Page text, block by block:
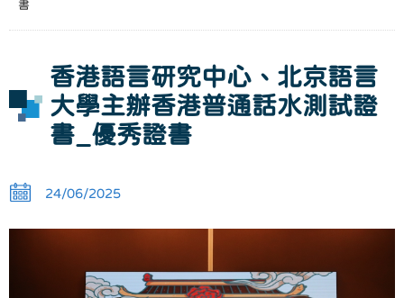
書
香港語言研究中心、北京語言
大學主辦香港普通話水測試證
書_優秀證書
24/06/2025